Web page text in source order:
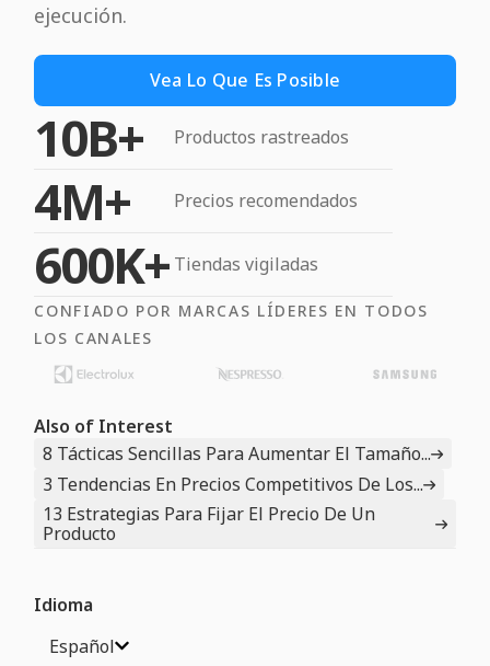
ejecución.
Vea Lo Que Es Posible
10B+ Productos rastreados
4M+ Precios recomendados
600K+ Tiendas vigiladas
CONFIADO POR MARCAS LÍDERES EN TODOS
LOS CANALES
Also of Interest
8 Tácticas Sencillas Para Aumentar El Tamaño...
3 Tendencias En Precios Competitivos De Los...
13 Estrategias Para Fijar El Precio De Un
Producto
Idioma
Español